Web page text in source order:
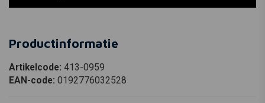
Productinformatie
Artikelcode: 413-0959
EAN-code: 0192776032528